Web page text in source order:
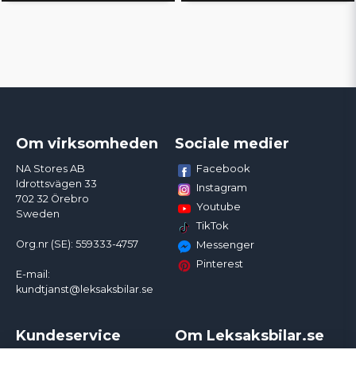
Om virksomheden
NA Stores AB
Idrottsvägen 33
702 32 Örebro
Sweden
Org.nr (SE): 559333-4757
E-mail:
kundtjanst@leksaksbilar.se
Sociale medier
Facebook
Instagram
Youtube
TikTok
Messenger
Pinterest
Kundeservice Om Leksaksbilar.se